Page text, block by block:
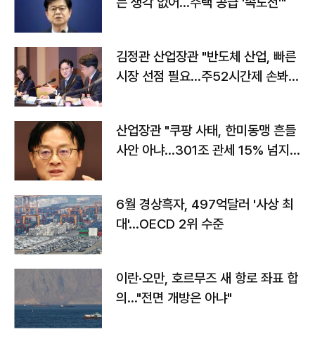
김정관 산업장관 "반도체 산업, 빠른
시장 선점 필요…주52시간제 손봐
산업장관 "쿠팡 사태, 한미동맹 흔들
사안 아냐…301조 관세 15% 넘지
6월 경상흑자, 497억달러 '사상 최
대'…OECD 2위 수준
이란·오만, 호르무즈 새 항로 좌표 합
의…"전면 개방은 아냐"